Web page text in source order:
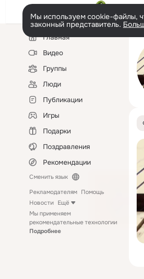
Мы используем cookie-файлы,
законный представитель.
Левая
колонкаГлавная
Видео
Группы
Люди
Публикации
Игры
Подарки
Поздравления
Рекомендации
Сменить язык
Рекламодателям Помощь
Новости Ещё
Мы применяем
рекомендательные технологии
Подробнее